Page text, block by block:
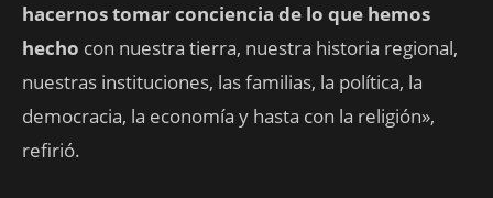
hacernos tomar conciencia de lo que hemos
hecho con nuestra tierra, nuestra historia regional,
nuestras instituciones, las familias, la política, la
democracia, la economía y hasta con la religión»,
refirió.